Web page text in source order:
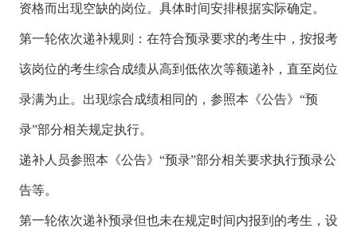
资格而出现空缺的岗位。具体时间安排根据实际确定。
第一轮依次递补规则：在符合预录要求的考生中，按报考
该岗位的考生综合成绩从高到低依次等额递补，直至岗位
录满为止。出现综合成绩相同的，参照本《公告》“预
录”部分相关规定执行。
递补人员参照本《公告》“预录”部分相关要求执行预录公
告等。
第一轮依次递补预录但也未在规定时间内报到的考生，设